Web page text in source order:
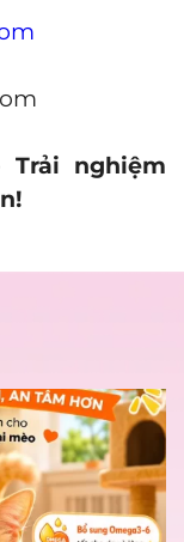
Trải nghiệm